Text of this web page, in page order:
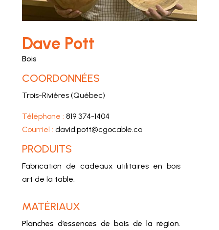
Dave Pott
Bois
COORDONNÉES
Trois-Rivières (Québec)
Téléphone : 819 374-1404
Courriel : david.pott@cgocable.ca
PRODUITS
Fabrication de cadeaux utilitaires en bois
art de la table.
MATÉRIAUX
Planches d’essences de bois de la région.